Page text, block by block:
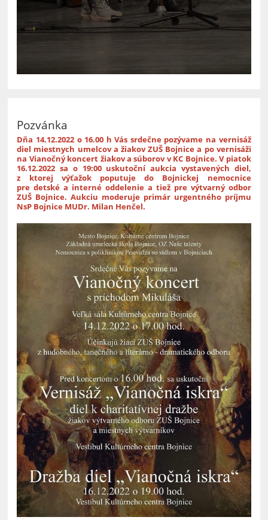
Pozvánka
Dňa 14.12.2022 o 16.00 h Vás srdečne pozývame na vernisáž
diel miestnych umelcov a žiakov ZUŠ Bojnice a po vernisáži
na Vianočný koncert žiakov a súborov v KC Bojnice.V piatok
16.12.2022 sa o 19:00 uskutoční aukcia vystavených diel,
z ktorej výťažok poputuje do Bojnickej nemocnice
pre detské a interné oddelenie a tiež pre výtvarný odbor
ZUŠ Bojnice.Aukciu moderuje primár urgentného príjmu
NsP Bojnice MUDr. Milan Henčel.